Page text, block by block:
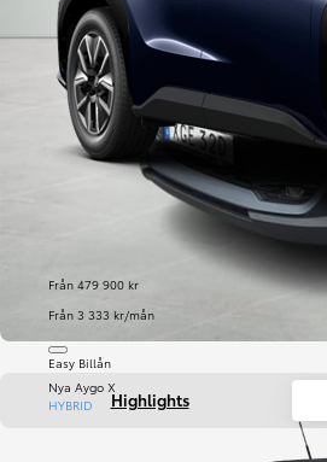
Från 479 900 kr
Från 3 333 kr/mån
Easy Billån
Nya Aygo X
HYBRID
Highlights